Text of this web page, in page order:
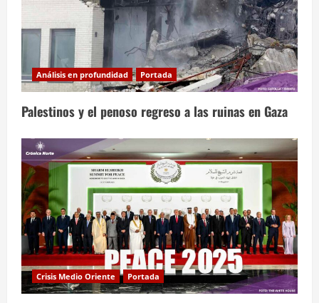
Análisis en profundidad Portada
Palestinos y el penoso regreso a las ruinas en Gaza
Crisis Medio Oriente Portada